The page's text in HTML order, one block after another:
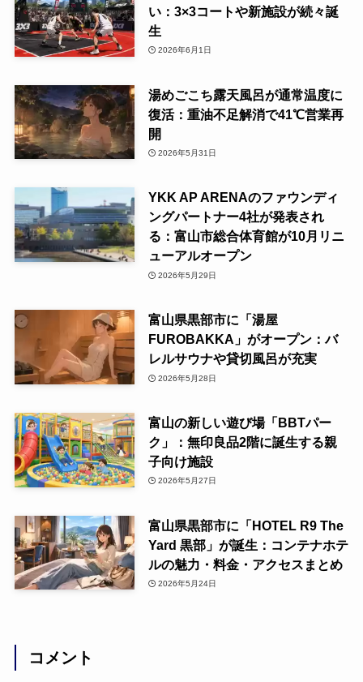
い：3×3コートや新施設が続々誕
生
2026年6月1日
湯めごこち露天風呂が通常温度に
復活：重油不足解消で41℃営業再
開
2026年5月31日
YKK AP ARENAのファウンディ
ングパートナー4社が発表され
る：富山市総合体育館が10月リニ
ューアルオープン
2026年5月29日
富山県黒部市に「湯屋
FUROBAKKA」がオープン：バ
レルサウナや貸切風呂が充実
2026年5月28日
富山の新しい遊び場「BBTパー
ク」：無印良品2階に誕生する親
子向け施設
2026年5月27日
富山県黒部市に「HOTEL R9 The
Yard 黒部」が誕生：コンテナホテ
ルの魅力・料金・アクセスまとめ
2026年5月24日
コメント